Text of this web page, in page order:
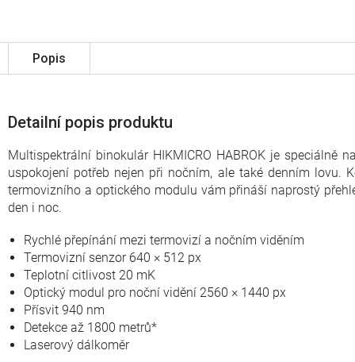
Popis
Detailní popis produktu
Multispektrální binokulár HIKMICRO HABROK je speciálně
uspokojení potřeb nejen při nočním, ale také denním lovu.
termovizního a optického modulu vám přináší naprostý
den i noc.
Rychlé přepínání mezi termovizí a nočním viděním
Termovizní senzor 640 × 512 px
Teplotní citlivost 20 mK
Optický modul pro noční vidění 2560 × 1440 px
Přísvit 940 nm
Detekce až 1800 metrů*
Laserový dálkoměr